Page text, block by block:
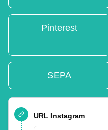
Pinterest
SEPA
URL Instagram